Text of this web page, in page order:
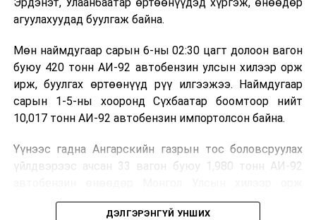
Эрдэнэт, Улаанбаатар өртөөнүүдэд хүргэж, өнөөдөр
агуулахуудад буулгаж байна.
Мөн наймдугаар сарын 6-ны 02:30 цагт долоон вагон
буюу 420 тонн АИ-92 автобензин улсын хилээр орж
ирж, буулгах өртөөнүүд рүү илгээжээ. Наймдугаар
сарын 1-5-ны хооронд Сүхбаатар боомтоор нийт
10,017 тонн АИ-92 автобензин импортолсон байна.
Үүнээс гадна Ангарскийн газрын тос боловсруулах
үйлдвэрээс ачсан 33 вагон буюу 1,980 тонн АИ-92
ирэхээр болжээ.
ДЭЛГЭРЭНГҮЙ УНШИХ